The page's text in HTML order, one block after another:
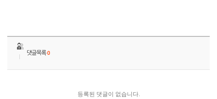
댓글목록0
등록된 댓글이 없습니다.